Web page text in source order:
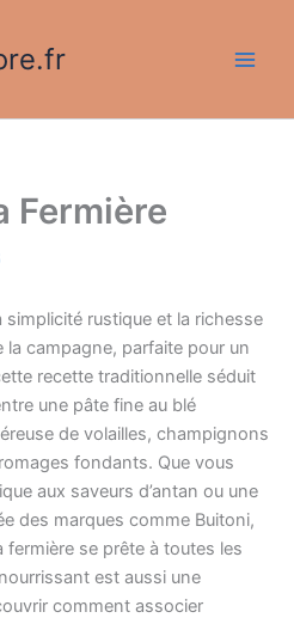
Fermière
simplicité rustique et la richesse
campagne, parfaite pour un
recette traditionnelle séduit
une pâte fine au blé
de volailles, champignons
fondants. Que vous
aux saveurs d’antan ou une
des marques comme Buitoni,
se prête à toutes les
est aussi une
comment associer